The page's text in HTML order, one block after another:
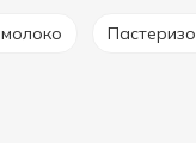
молоко